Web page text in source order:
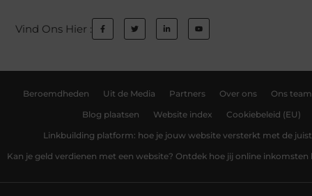
Vind Ons Hier :
Beroemdheden Uit de Media Partners Over ons Ons team
Blog plaatsen Website index Cookiebeleid (EU)
Linkbuilding platform: hoe je jouw website versterkt met de
Kan je geld verdienen met een website? Ontdek hoe jij online